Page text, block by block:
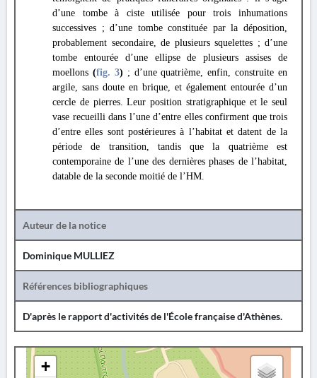
d’une tombe à ciste utilisée pour trois inhumations
successives ; d’une tombe constituée par la déposition,
probablement secondaire, de plusieurs squelettes ; d’une
tombe entourée d’une ellipse de plusieurs assises de
moellons (fig. 3) ; d’une quatrième, enfin, construite en
argile, sans doute en brique, et également entourée d’un
cercle de pierres. Leur position stratigraphique et le seul
vase recueilli dans l’une d’entre elles confirment que trois
d’entre elles sont postérieures à l’habitat et datent de la
période de transition, tandis que la quatrième est
contemporaine de l’une des dernières phases de l’habitat,
datable de la seconde moitié de l’HM.
Auteur de la notice
Dominique MULLIEZ
Références bibliographiques
D'après le rapport d'activités de l'École française d'Athènes.
+